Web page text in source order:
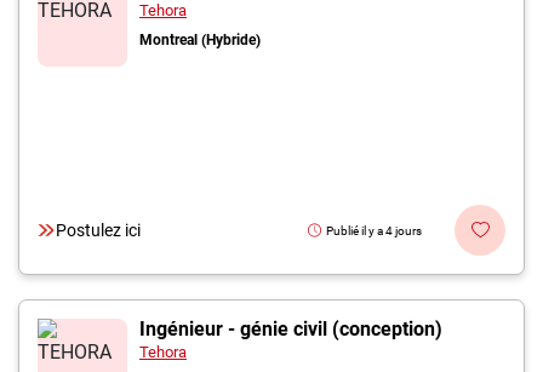
Tehora
Montreal (Hybride)
Postulez ici Publié il y a 4 jours
Ingénieur - génie civil (conception)
Tehora